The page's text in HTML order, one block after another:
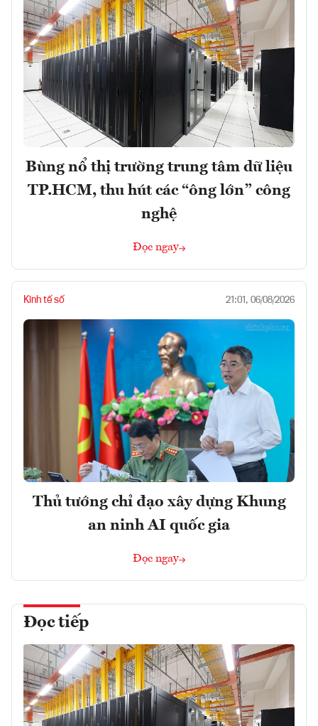
Bùng nổ thị trường trung tâm dữ liệu
TP.HCM, thu hút các “ông lớn” công
nghệ
Đọc ngay
Kinh tế số 21:01, 06/08/2026
Thủ tướng chỉ đạo xây dựng Khung
an ninh AI quốc gia
Đọc ngay
Đọc tiếp